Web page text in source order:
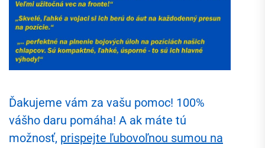
Ďakujeme vám za vašu pomoc! 100%
vášho daru pomáha! A ak máte tú
možnosť, prispejte ľubovoľnou sumou na